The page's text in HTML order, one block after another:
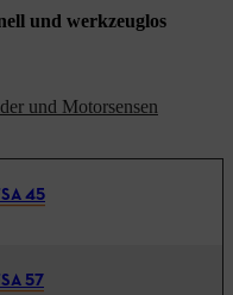
und werkzeuglos
und Motorsensen
45
57